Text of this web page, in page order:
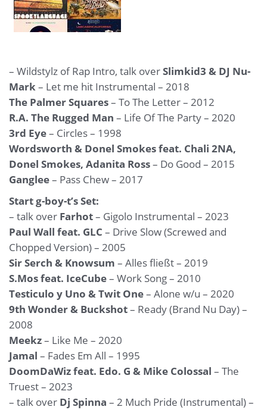
– Wildstylz of Rap Intro, talk overSlimkid3 & DJ Nu-
Mark– Let me hit Instrumental – 2018
The Palmer Squares– To The Letter – 2012
R.A. The Rugged Man – Life Of The Party – 2020
3rd Eye– Circles – 1998
Wordsworth & Donel Smokes feat. Chali 2NA,
Donel Smokes, Adanita Ross– Do Good – 2015
Ganglee– Pass Chew – 2017
Start g-boy-t’s Set:
– talk over Farhot– Gigolo Instrumental – 2023
Paul Wall feat. GLC – Drive Slow (Screwed and
Chopped Version) – 2005
Sir Serch & Knowsum – Alles fließt – 2019
S.Mos feat. IceCube– Work Song – 2010
Testiculo y Uno & Twit One– Alone w/u – 2020
9th Wonder & Buckshot– Ready (Brand Nu Day) –
2008
Meekz– Like Me – 2020
Jamal – Fades Em All – 1995
DoomDaWiz feat. Edo. G & Mike Colossal – The
Truest – 2023
– talk over Dj Spinna – 2 Much Pride (Instrumental) –